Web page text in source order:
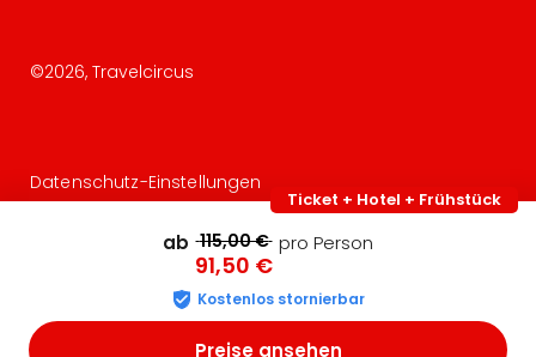
Ticket + Hotel + Frühstück
ab 115,00 €
91,50 €
pro Person
Kostenlos stornierbar
Preise ansehen
©2026, Travelcircus
Datenschutz-Einstellungen